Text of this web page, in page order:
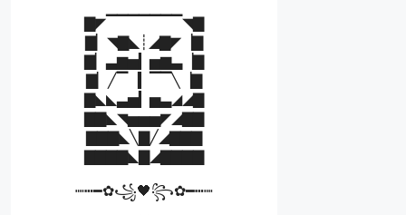
▇◤▔▔▔▔▔▔▔◥▇
▇▏◥▇◣┊◢▇◤▕▇
▇▏▃▆▅▎▅▆▃▕▇
▇▏╱▔▕▎▔▔╲▕▇
▇◣◣▃▅▎▅▃◢◢▇
▇▇◣◥▅▅▅◤◢▇▇
▇▇▇◣╲▇╱◢▇▇▇
▇▇▇▇◣▇◢▇▇▇▇
┉┅━✿꧁🖤꧂✿━┅┉